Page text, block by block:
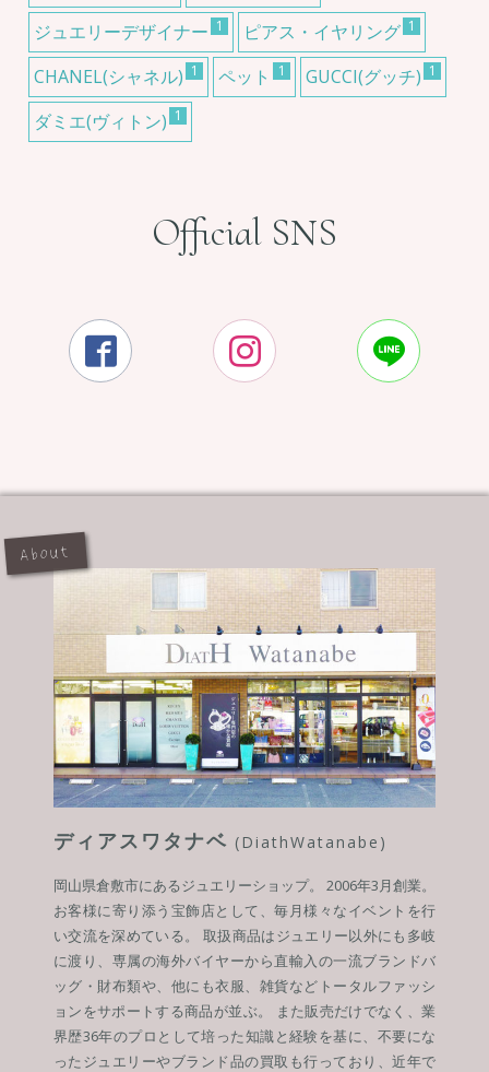
ジュエリーデザイナー 1 ピアス・イヤリング 1
CHANEL(シャネル) 1 ペット 1 GUCCI(グッチ) 1
ダミエ(ヴィトン) 1
Official SNS
  
About
ディアスワタナベ (DiathWatanabe)
岡山県倉敷市にあるジュエリーショップ。 2006年3月創業。
お客様に寄り添う宝飾店として、毎月様々なイベントを行
い交流を深めている。 取扱商品はジュエリー以外にも多岐
に渡り、専属の海外バイヤーから直輸入の一流ブランドバ
ッグ・財布類や、他にも衣服、雑貨などトータルファッシ
ョンをサポートする商品が並ぶ。 また販売だけでなく、業
界歴36年のプロとして培った知識と経験を基に、不要にな
ったジュエリーやブランド品の買取も行っており、近年で